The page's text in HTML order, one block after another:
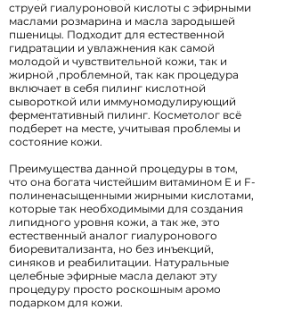
струей гиалуроновой кислоты с эфирными
маслами розмарина и масла зародышей
пшеницы. Подходит для естественной
гидратации и увлажнения как самой
молодой и чувствительной кожи, так и
жирной ,проблемной, так как процедура
включает в себя пилинг кислотной
сывороткой или иммуномодулирующий
ферментативный пилинг. Косметолог всё
подберет на месте, учитывая проблемы и
состояние кожи.
Преимущества данной процедуры в том,
что она богата чистейшим витамином Е и F-
полиненасыщенными жирными кислотами,
которые так необходимыми для создания
липидного уровня кожи, а так же, это
естественный аналог гиалуронового
биоревитализанта, но без инъекций,
синяков и реабилитации. Натуральные
целебные эфирные масла делают эту
процедуру просто роскошным аромо
подарком для кожи.